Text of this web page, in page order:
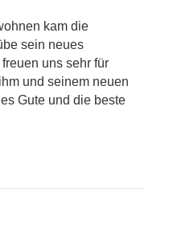
kam die
sein neues
uns sehr für
und seinem neuen
Gute und die beste